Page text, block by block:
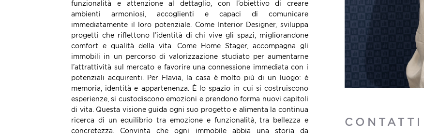
funzionalità e attenzione al dettaglio, con l’obiettivo di creare
ambienti armoniosi, accoglienti e capaci di comunicare
immediatamente il loro potenziale. Come Interior Designer, sviluppa
progetti che riflettono l’identità di chi vive gli spazi, migliorandone
comfort e qualità della vita. Come Home Stager, accompagna gli
immobili in un percorso di valorizzazione studiato per aumentarne
l’attrattività sul mercato e favorire una connessione immediata con i
potenziali acquirenti. Per Flavia, la casa è molto più di un luogo: è
memoria, identità e appartenenza. È lo spazio in cui si costruiscono
esperienze, si custodiscono emozioni e prendono forma nuovi capitoli
di vita. Questa visione guida ogni suo progetto e alimenta la continua
ricerca di un equilibrio tra emozione e funzionalità, tra bellezza e
concretezza. Convinta che ogni immobile abbia una storia da
CONTATTI